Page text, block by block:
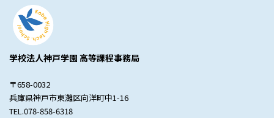
学校法人神戸学園 高等課程事務局
〒658-0032
兵庫県神戸市東灘区向洋町中1-16
TEL.078-858-6318